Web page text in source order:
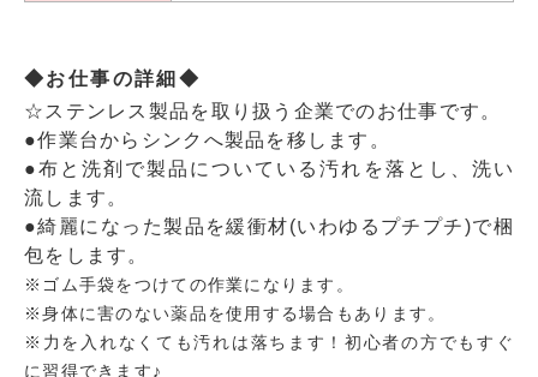
◆お仕事の詳細◆
☆ステンレス製品を取り扱う企業でのお仕事です。
●作業台からシンクへ製品を移します。
●布と洗剤で製品についている汚れを落とし、洗い
流します。
●綺麗になった製品を緩衝材(いわゆるプチプチ)で梱
包をします。
※ゴム手袋をつけての作業になります。
※身体に害のない薬品を使用する場合もあります。
※力を入れなくても汚れは落ちます！初心者の方でもすぐ
に習得できます♪